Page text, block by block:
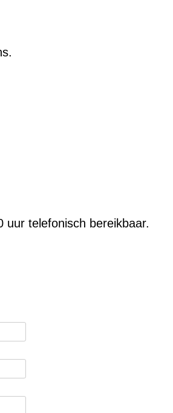
uur telefonisch bereikbaar.